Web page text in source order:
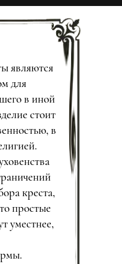
являются
для
в иной
стоит
в
креста,
простые
уместнее,